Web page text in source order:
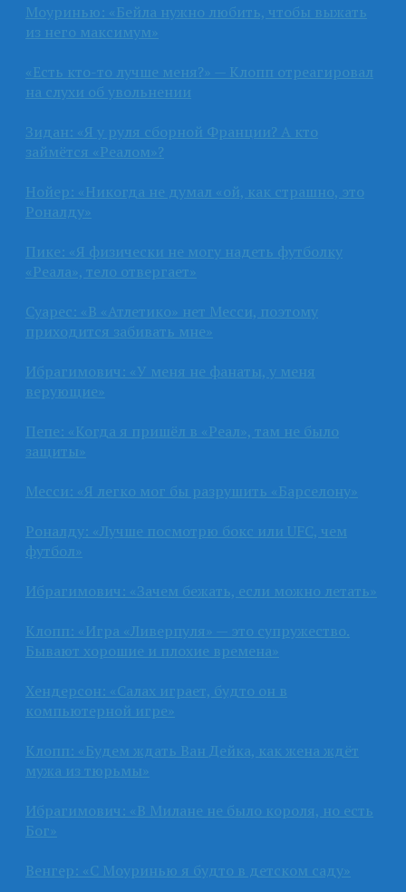
Моуринью: «Бейла нужно любить, чтобы выжать
из него максимум»
«Есть кто-то лучше меня?» — Клопп отреагировал
на слухи об увольнении
Зидан: «Я у руля сборной Франции? А кто
займётся «Реалом»?
Нойер: «Никогда не думал «ой, как страшно, это
Роналду»
Пике: «Я физически не могу надеть футболку
«Реала», тело отвергает»
Суарес: «В «Атлетико» нет Месси, поэтому
приходится забивать мне»
Ибрагимович: «У меня не фанаты, у меня
верующие»
Пепе: «Когда я пришёл в «Реал», там не было
защиты»
Месси: «Я легко мог бы разрушить «Барселону»
Роналду: «Лучше посмотрю бокс или UFC, чем
футбол»
Ибрагимович: «Зачем бежать, если можно летать»
Клопп: «Игра «Ливерпуля» — это супружество.
Бывают хорошие и плохие времена»
Хендерсон: «Салах играет, будто он в
компьютерной игре»
Клопп: «Будем ждать Ван Дейка, как жена ждёт
мужа из тюрьмы»
Ибрагимович: «В Милане не было короля, но есть
Бог»
Венгер: «С Моуринью я будто в детском саду»